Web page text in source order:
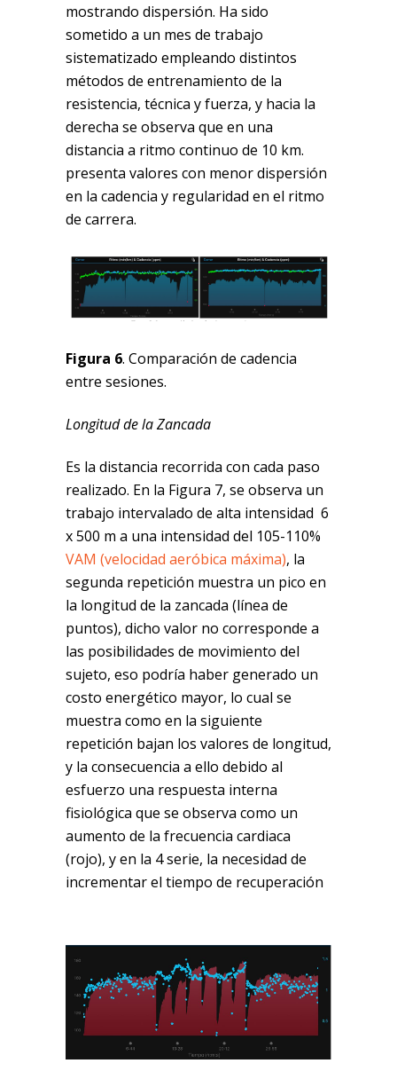
mostrando dispersión. Ha sido
sometido a un mes de trabajo
sistematizado empleando distintos
métodos de entrenamiento de la
resistencia, técnica y fuerza, y hacia la
derecha se observa que en una
distancia a ritmo continuo de 10 km.
presenta valores con menor dispersión
en la cadencia y regularidad en el ritmo
de carrera.
Figura 6. Comparación de cadencia
entre sesiones.
Longitud de la Zancada
Es la distancia recorrida con cada paso
realizado. En la Figura 7, se observa un
trabajo intervalado de alta intensidad 6
x 500 m a una intensidad del 105-110%
VAM (velocidad aeróbica máxima), la
segunda repetición muestra un pico en
la longitud de la zancada (línea de
puntos), dicho valor no corresponde a
las posibilidades de movimiento del
sujeto, eso podría haber generado un
costo energético mayor, lo cual se
muestra como en la siguiente
repetición bajan los valores de longitud,
y la consecuencia a ello debido al
esfuerzo una respuesta interna
fisiológica que se observa como un
aumento de la frecuencia cardiaca
(rojo), y en la 4 serie, la necesidad de
incrementar el tiempo de recuperación